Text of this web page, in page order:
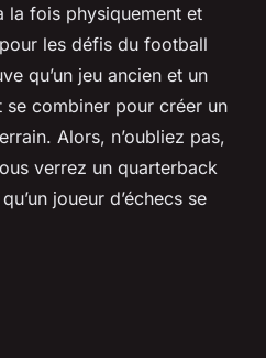
la fois physiquement et
les défis du football
qu’un jeu ancien et un
se combiner pour créer un
Alors, n’oubliez pas,
verrez un quarterback
joueur d’échecs se